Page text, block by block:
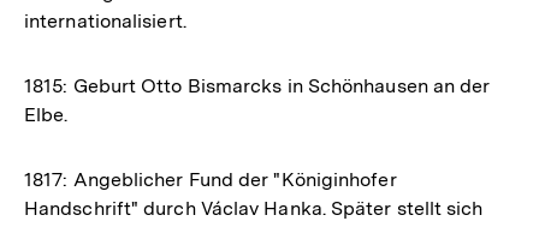
internationalisiert.
1815: Geburt Otto Bismarcks in Schönhausen an der
Elbe.
1817: Angeblicher Fund der "Königinhofer
Handschrift" durch Václav Hanka. Später stellt sich